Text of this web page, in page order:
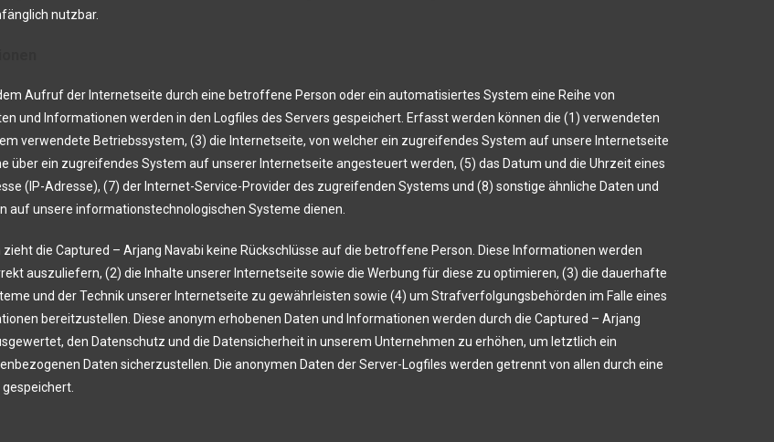
nutzbar.
Aufruf der Internetseite durch eine betroffene Person oder ein automatisiertes System eine Reihe von
und Informationen werden in den Logfiles des Servers gespeichert. Erfasst werden können die (1) verwendeten
verwendete Betriebssystem, (3) die Internetseite, von welcher ein zugreifendes System auf unsere Internetseite
über ein zugreifendes System auf unserer Internetseite angesteuert werden, (5) das Datum und die Uhrzeit eines
(IP-Adresse), (7) der Internet-Service-Provider des zugreifenden Systems und (8) sonstige ähnliche Daten und
auf unsere informationstechnologischen Systeme dienen.
die Captured – Arjang Navabi keine Rückschlüsse auf die betroffene Person. Diese Informationen werden
auszuliefern, (2) die Inhalte unserer Internetseite sowie die Werbung für diese zu optimieren, (3) die dauerhafte
und der Technik unserer Internetseite zu gewährleisten sowie (4) um Strafverfolgungsbehörden im Falle eines
bereitzustellen. Diese anonym erhobenen Daten und Informationen werden durch die Captured – Arjang
den Datenschutz und die Datensicherheit in unserem Unternehmen zu erhöhen, um letztlich ein
Daten sicherzustellen. Die anonymen Daten der Server-Logfiles werden getrennt von allen durch eine